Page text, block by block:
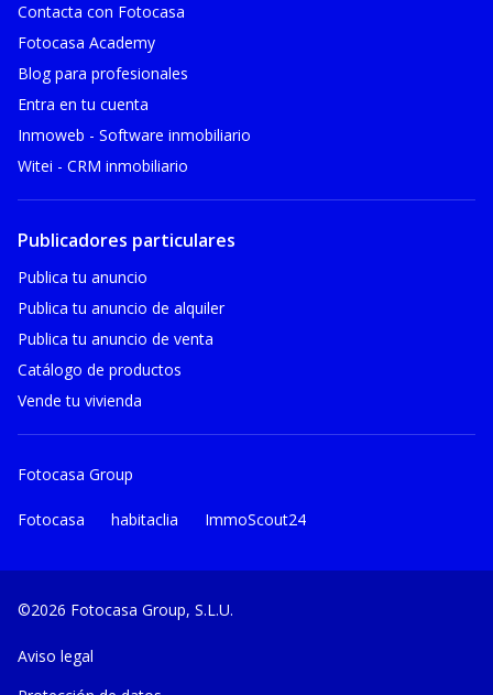
Contacta con Fotocasa
Fotocasa Academy
Blog para profesionales
Entra en tu cuenta
Inmoweb - Software inmobiliario
Witei - CRM inmobiliario
Publicadores particulares
Publica tu anuncio
Publica tu anuncio de alquiler
Publica tu anuncio de venta
Catálogo de productos
Vende tu vivienda
Fotocasa Group
Fotocasa habitaclia ImmoScout24
©2026 Fotocasa Group, S.L.U.
Aviso legal